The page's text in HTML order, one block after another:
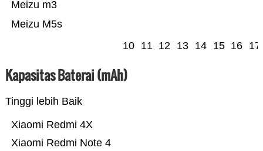
Meizu M5s
Meizu m3
10 11 12 13 14 15 16 17
Kapasitas Baterai (mAh)
Tinggi lebih Baik
Xiaomi Redmi Note 4
Xiaomi Redmi 4X